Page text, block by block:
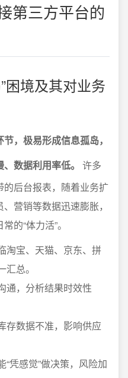
第三方平台的
困境及其对业务
，极易形成信息孤岛，
数据利用率低。
许多
后台报表，随着业务扩
营销等数据迅速膨胀，
的“体力活”。
淘宝、天猫、京东、拼
总。
通，分析结果时效性
存数据不准，影响供应
凭感觉”做决策，风险加